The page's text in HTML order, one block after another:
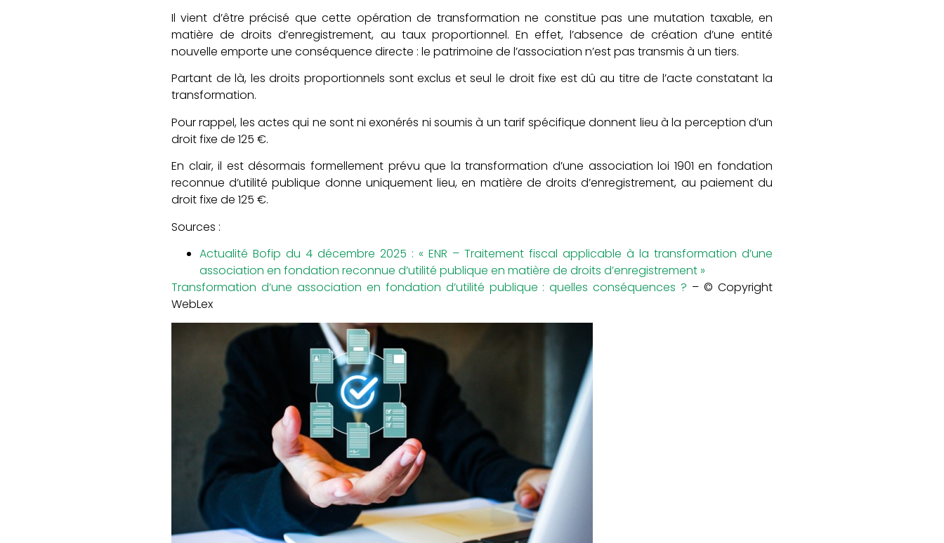
Il vient d’être précisé que cette opération de transformation ne constitue pas une mutation taxable, en
matière de droits d’enregistrement, au taux proportionnel. En effet, l’absence de création d’une entité
nouvelle emporte une conséquence directe : le patrimoine de l’association n’est pas transmis à un tiers.
Partant de là, les droits proportionnels sont exclus et seul le droit fixe est dû au titre de l’acte constatant la
transformation.
Pour rappel, les actes qui ne sont ni exonérés ni soumis à un tarif spécifique donnent lieu à la perception d’un
droit fixe de 125 €.
En clair, il est désormais formellement prévu que la transformation d’une association loi 1901 en fondation
reconnue d’utilité publique donne uniquement lieu, en matière de droits d’enregistrement, au paiement du
droit fixe de 125 €.
Sources :
Actualité Bofip du 4 décembre 2025 : « ENR – Traitement fiscal applicable à la transformation d’une
association en fondation reconnue d’utilité publique en matière de droits d’enregistrement »
Transformation d’une association en fondation d’utilité publique : quelles conséquences ? – © Copyright
WebLex